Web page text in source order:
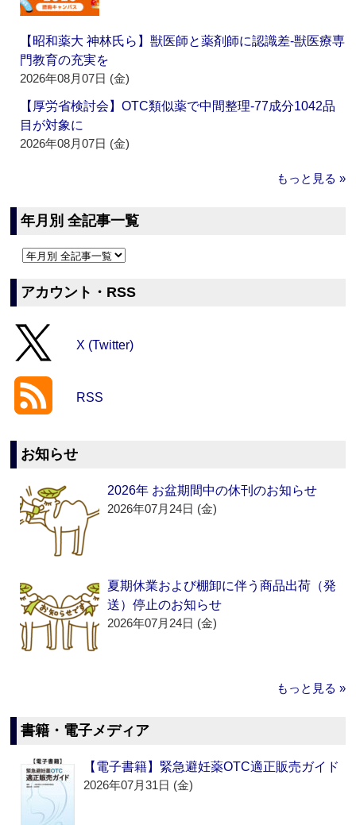
【昭和薬大 神林氏ら】獣医師と薬剤師に認識差‐獣医療専
門教育の充実を
2026年08月07日 (金)
【厚労省検討会】OTC類似薬で中間整理‐77成分1042品
目が対象に
2026年08月07日 (金)
もっと見る »
年月別 全記事一覧
アカウント・RSS
X (Twitter)
RSS
お知らせ
2026年 お盆期間中の休刊のお知らせ
2026年07月24日 (金)
夏期休業および棚卸に伴う商品出荷（発
送）停止のお知らせ
2026年07月24日 (金)
もっと見る »
書籍・電子メディア
【電子書籍】緊急避妊薬OTC適正販売ガイド
2026年07月31日 (金)